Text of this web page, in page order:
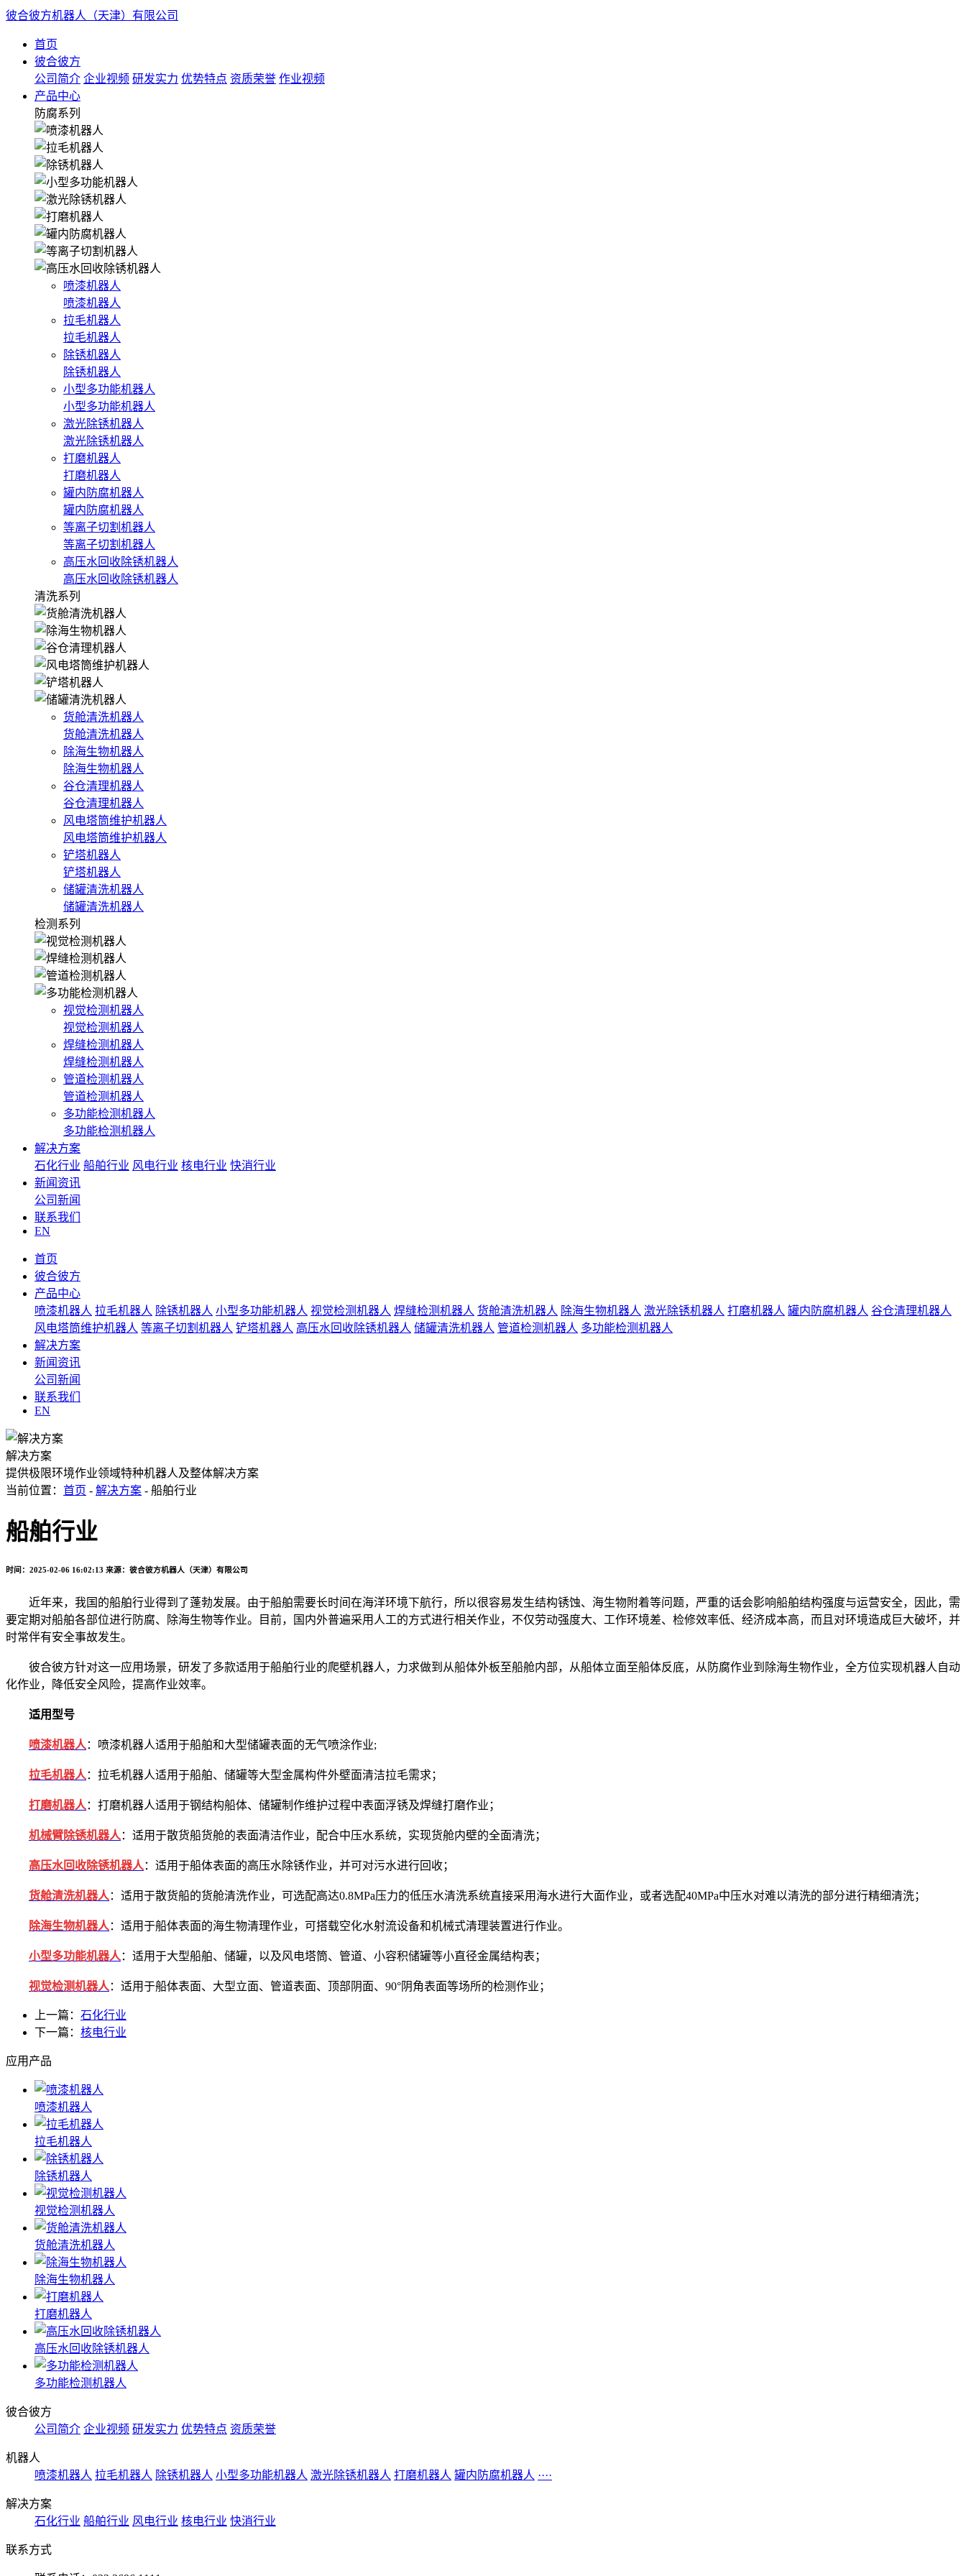
彼合彼方机器人（天津）有限公司
首页
彼合彼方
公司简介 企业视频 研发实力 优势特点 资质荣誉 作业视频
产品中心
防腐系列
喷漆机器人
喷漆机器人
拉毛机器人
拉毛机器人
除锈机器人
除锈机器人
小型多功能机器人
小型多功能机器人
激光除锈机器人
激光除锈机器人
打磨机器人
打磨机器人
罐内防腐机器人
罐内防腐机器人
等离子切割机器人
等离子切割机器人
高压水回收除锈机器人
高压水回收除锈机器人
清洗系列
货舱清洗机器人
货舱清洗机器人
除海生物机器人
除海生物机器人
谷仓清理机器人
谷仓清理机器人
风电塔筒维护机器人
风电塔筒维护机器人
铲塔机器人
铲塔机器人
储罐清洗机器人
储罐清洗机器人
检测系列
视觉检测机器人
视觉检测机器人
焊缝检测机器人
焊缝检测机器人
管道检测机器人
管道检测机器人
多功能检测机器人
多功能检测机器人
解决方案
石化行业 船舶行业 风电行业 核电行业 快消行业
新闻资讯
公司新闻
联系我们
EN
首页
彼合彼方
产品中心
喷漆机器人 拉毛机器人 除锈机器人 小型多功能机器人 视觉检测机器人 焊缝检测机器人 货舱清洗机器人 除海生物机器人 激光除锈机器人 打磨机器人 罐内防腐机器人 谷仓清理机器人
风电塔筒维护机器人 等离子切割机器人 铲塔机器人 高压水回收除锈机器人 储罐清洗机器人 管道检测机器人 多功能检测机器人
解决方案
新闻资讯
公司新闻
联系我们
EN
解决方案
提供极限环境作业领域特种机器人及整体解决方案
当前位置： 首页 - 解决方案 - 船舶行业
船舶行业
时间：2025-02-06 16:02:13 来源：彼合彼方机器人（天津）有限公司
近年来，我国的船舶行业得到了蓬勃发展。由于船舶需要长时间在海洋环境下航行，所以很容易发生结构锈蚀、海生物附着等问题，严重的话会影响船舶结构强度与运营安全，因此，需
要定期对船舶各部位进行防腐、除海生物等作业。目前，国内外普遍采用人工的方式进行相关作业，不仅劳动强度大、工作环境差、检修效率低、经济成本高，而且对环境造成巨大破坏，并
时常伴有安全事故发生。
彼合彼方针对这一应用场景，研发了多款适用于船舶行业的爬壁机器人，力求做到从船体外板至船舱内部，从船体立面至船体反底，从防腐作业到除海生物作业，全方位实现机器人自动
化作业，降低安全风险，提高作业效率。
适用型号
喷漆机器人 ：喷漆机器人适用于船舶和大型储罐表面的无气喷涂作业;
拉毛机器人 ：拉毛机器人适用于船舶、储罐等大型金属构件外壁面清洁拉毛需求；
打磨机器人 ：打磨机器人适用于钢结构船体、储罐制作维护过程中表面浮锈及焊缝打磨作业；
机械臂除锈机器人 ：适用于散货船货舱的表面清洁作业，配合中压水系统，实现货舱内壁的全面清洗；
高压水回收除锈机器人 ：适用于船体表面的高压水除锈作业，并可对污水进行回收；
货舱清洗机器人 ：适用于散货船的货舱清洗作业，可选配高达0.8MPa压力的低压水清洗系统直接采用海水进行大面作业，或者选配40MPa中压水对难以清洗的部分进行精细清洗；
除海生物机器人 ：适用于船体表面的海生物清理作业，可搭载空化水射流设备和机械式清理装置进行作业。
小型多功能机器人 ：适用于大型船舶、储罐，以及风电塔筒、管道、小容积储罐等小直径金属结构表；
视觉检测机器人 ：适用于船体表面、大型立面、管道表面、顶部阴面、90°阴角表面等场所的检测作业；
上一篇： 石化行业
下一篇： 核电行业
应用产品
喷漆机器人
拉毛机器人
除锈机器人
视觉检测机器人
货舱清洗机器人
除海生物机器人
打磨机器人
高压水回收除锈机器人
多功能检测机器人
彼合彼方
公司简介 企业视频 研发实力 优势特点 资质荣誉
机器人
喷漆机器人 拉毛机器人 除锈机器人 小型多功能机器人 激光除锈机器人 打磨机器人 罐内防腐机器人 ····
解决方案
石化行业 船舶行业 风电行业 核电行业 快消行业
联系方式